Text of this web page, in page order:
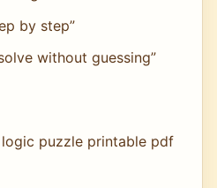
by step”
without guessing”
puzzle printable pdf